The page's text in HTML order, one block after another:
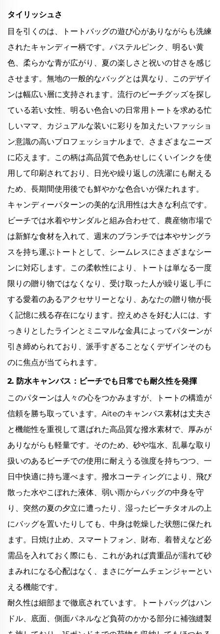
タイリッシュさ
目を引くのは、トートバッグの遊び心がありながらも洗練
されたキャンディー柄です。パステルピンク、明るい黄
色、柔らかな青が広がり、夏の楽しさと祝いの甘さを感じ
させます。無地の一般的なバッグとは異なり、このデザイ
ンは幅広い層に支持されます。流行のビーチグッズを探し
ている若い女性、明るい色合いの日常用トートを求める忙
しいママ、カジュアルな装いに彩りを加えたいファッショ
ン意識の高いプロフェッショナルまで、さまざまなニーズ
に応えます。この柄は高品質で色あせしにくいインクを使
用して印刷されており、日光や繰り返しの洗濯にも耐える
ため、長期間使用後でも鮮やかな色合いが保たれます。
キャンディーパターンの美的な汎用性は大きな利点です。
ビーチでは水着やサンダルと組み合わせて、農産物市場で
は新鮮な食材を入れて、週末のブランチでは本やサングラ
スを持ち運ぶトートとして、シームレスにさまざまなシー
ンに対応します。この柔軟性により、トートは単なる一度
限りの贈り物ではなくなり、受け取った人が繰り返し手に
する愛着のあるアクセサリーとなり、あなたの贈り物が長
く記憶に残る存在になります。控えめさを好む人には、す
っきりとしたラインとミニマルな金具によってパターンが
引き締められており、派手すぎることなくデザインそのも
のに焦点が当てられます。
2. 防水キャンバス：ビーチでも日常でも耐久性を発揮
このパターンは人々の心をつかみますが、トートの構造が
信頼を勝ち取っています。Aiteのキャンバス素材は丈夫さ
と機能性を重視して選ばれた高品質な撥水素材で、厚みが
ありながらも軽量です。そのため、砂や塩水、乱暴な取り
扱いのあるビーチでの使用に耐えうる強度を持ちつつ、一
日中快適に持ち運べます。撥水コーティングにより、飛び
散った水やこぼれた液体、弱い雨からバッグの中身を守
り、突然の夏の夕立に遭ったり、湿ったビーチタオルの上
にバッグを置いたりしても、中身は乾燥した状態に保たれ
ます。日焼け止め、スマートフォン、財布、着替えなど必
需品を入れておく際にも、これがあれば貴重品が濡れて砂
まみれになる心配はなく、まさにゲームチェンジャーとい
える機能です。
耐久性は細部まで徹底されています。トートバッグはハン
ドル、底面、側面パネルなど負荷のかかる部分に補強縫製